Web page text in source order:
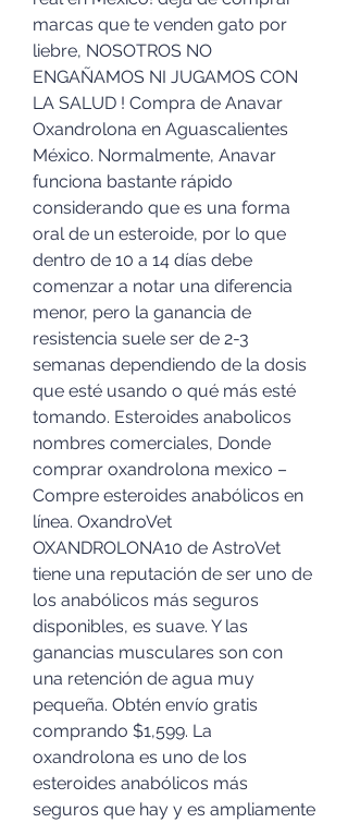
marcas que te venden gato por
liebre, NOSOTROS NO
ENGAÑAMOS NI JUGAMOS CON
LA SALUD ! Compra de Anavar
Oxandrolona en Aguascalientes
México. Normalmente, Anavar
funciona bastante rápido
considerando que es una forma
oral de un esteroide, por lo que
dentro de 10 a 14 días debe
comenzar a notar una diferencia
menor, pero la ganancia de
resistencia suele ser de 2-3
semanas dependiendo de la dosis
que esté usando o qué más esté
tomando. Esteroides anabolicos
nombres comerciales, Donde
comprar oxandrolona mexico –
Compre esteroides anabólicos en
línea. OxandroVet
OXANDROLONA10 de AstroVet
tiene una reputación de ser uno de
los anabólicos más seguros
disponibles, es suave. Y las
ganancias musculares son con
una retención de agua muy
pequeña. Obtén envío gratis
comprando $1,599. La
oxandrolona es uno de los
esteroides anabólicos más
seguros que hay y es ampliamente